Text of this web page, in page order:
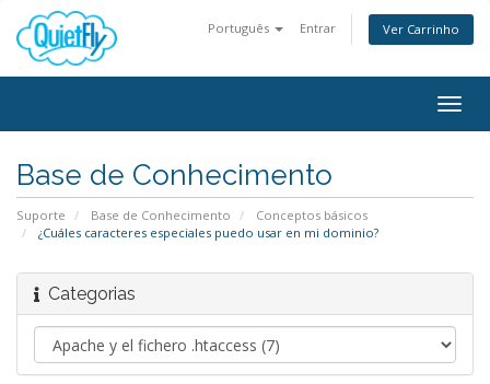
Português Entrar Ver Carrinho
Base de Conhecimento
Suporte Base de Conhecimento
Conceptos básicos
¿Cuáles caracteres especiales puedo usar en mi dominio?
Categorias